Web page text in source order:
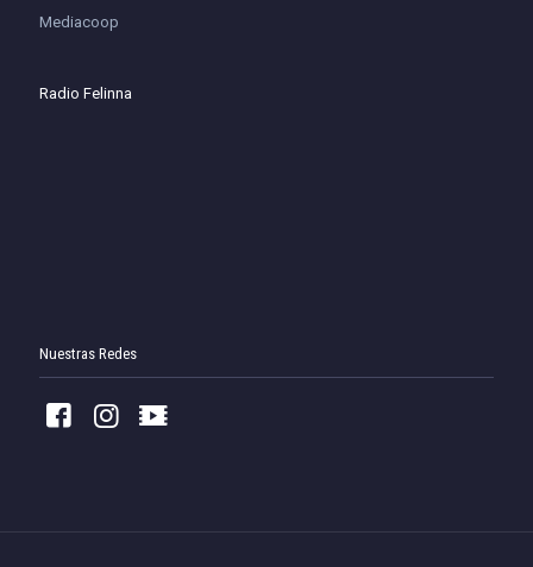
Mediacoop
Radio Felinna
Nuestras Redes